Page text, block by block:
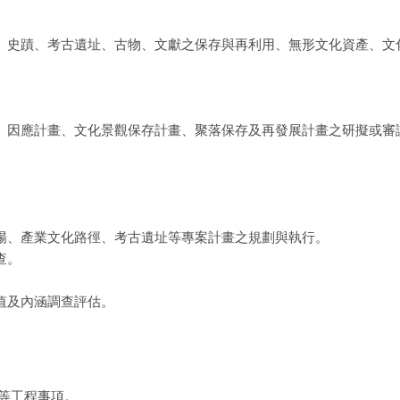
蹟、考古遺址、古物、文獻之保存與再利用、無形文化資產、文
應計畫、文化景觀保存計畫、聚落保存及再發展計畫之研擬或審
產業文化路徑、考古遺址等專案計畫之規劃與執行。
內涵調查評估。
工程事項。